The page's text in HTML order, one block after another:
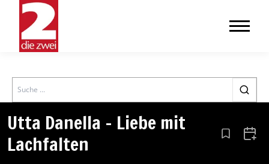
Search
Utta Danella – Liebe mit
Lachfalten
Aus den